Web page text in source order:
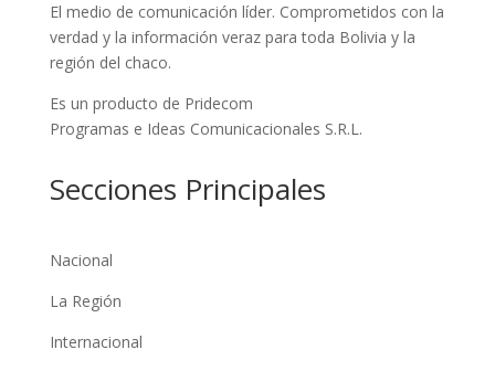
El medio de comunicación líder. Comprometidos con la
verdad y la información veraz para toda Bolivia y la
región del chaco.
Es un producto de Pridecom
Programas e Ideas Comunicacionales S.R.L.
Secciones Principales
Nacional
La Región
Internacional